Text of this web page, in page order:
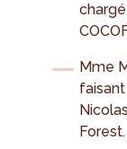
Mme
Forest.